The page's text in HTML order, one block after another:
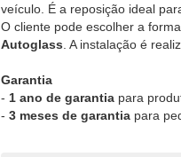
veículo. É a reposição ideal
O cliente pode escolher a
Autoglass . A instalação é
Garantia
- 1 ano de garantia para
- 3 meses de garantia para